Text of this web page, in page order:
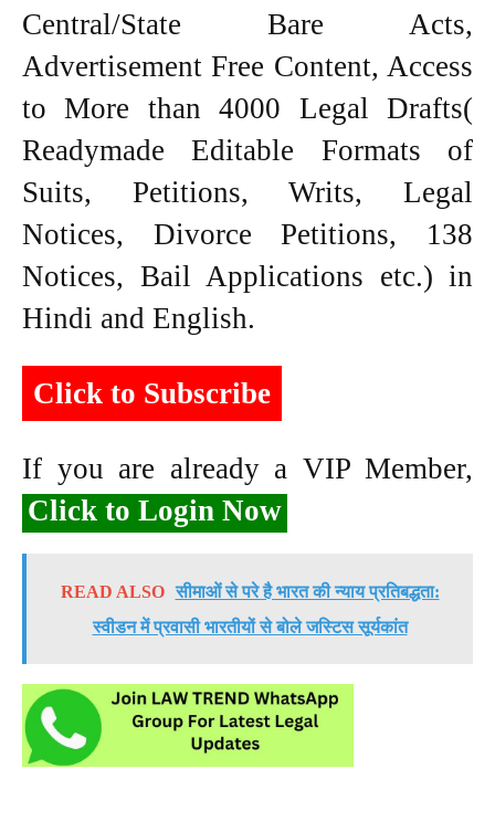
Central/State Bare Acts,
Advertisement Free Content, Access
to More than 4000 Legal Drafts(
Readymade Editable Formats of
Suits, Petitions, Writs, Legal
Notices, Divorce Petitions, 138
Notices, Bail Applications etc.) in
Hindi and English.
Click to Subscribe
If you are already a VIP Member,
Click to Login Now
READ ALSO सीमाओं से परे है भारत की न्याय प्रतिबद्धता:
स्वीडन में प्रवासी भारतीयों से बोले जस्टिस सूर्यकांत